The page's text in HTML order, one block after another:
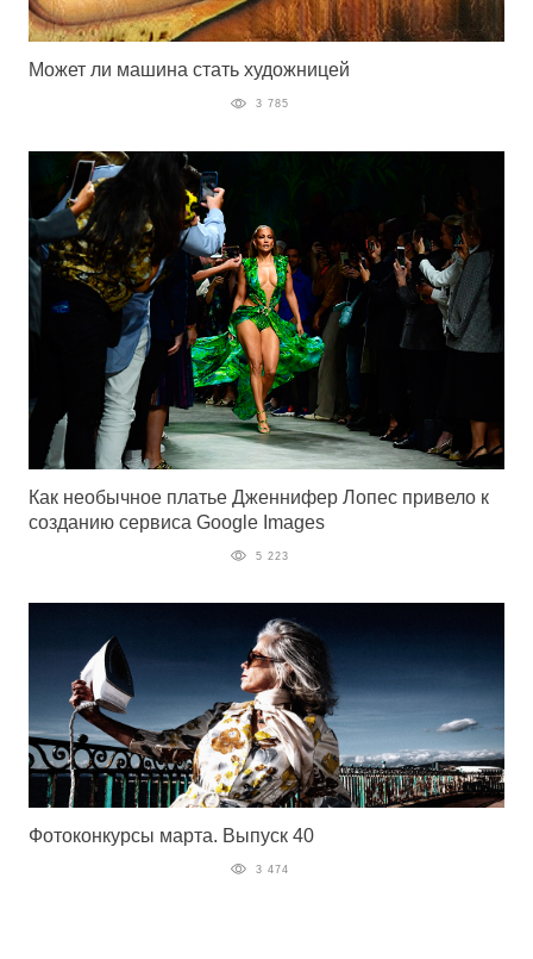
Может ли машина стать художницей
3 785
Как необычное платье Дженнифер Лопес привело к
созданию сервиса Google Images
5 223
Фотоконкурсы марта. Выпуск 40
3 474